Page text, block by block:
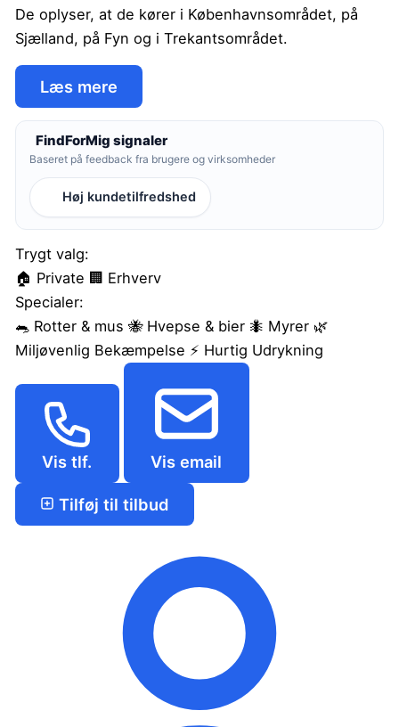
De oplyser, at de kører i Københavnsområdet, på
Sjælland, på Fyn og i Trekantsområdet.
Læs mere
FindForMig signaler
Baseret på feedback fra brugere og virksomheder
Høj kundetilfredshed
Trygt valg:
🏠 Private 🏢 Erhverv
Specialer:
🐀 Rotter & mus 🐝 Hvepse & bier 🐜 Myrer 🌿
Miljøvenlig Bekæmpelse ⚡ Hurtig Udrykning
Vis tlf. Vis email
Tilføj til tilbud